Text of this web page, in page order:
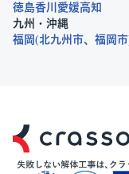
徳島香川 愛媛高知
九州・沖縄
福岡 北九州市 福岡市